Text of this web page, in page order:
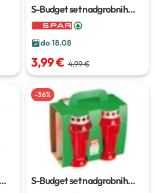
S-Budget set nadgrobnih
lampiona Quattro
do 18.08
3,99 € 4,99 €
-36%
S-Budget set nadgrobnih